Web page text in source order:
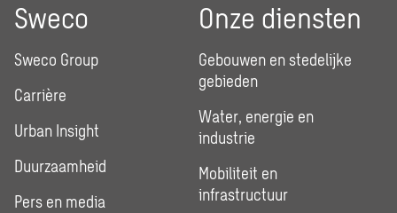
Sweco
Sweco Group
Carrière
Urban Insight
Duurzaamheid
Pers en media
Onze diensten
Gebouwen en stedelijke
gebieden
Water, energie en
industrie
Mobiliteit en
infrastructuur